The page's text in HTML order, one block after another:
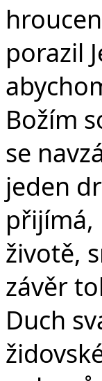
porazil
Božím
se
jeden
přijímá,
životě,
závěr
Duch